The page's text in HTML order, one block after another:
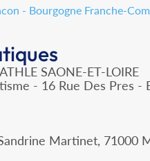
- Bourgogne Franche-
SAONE-ET-LOIRE
- 16 Rue Des Pres
Martinet, 71000